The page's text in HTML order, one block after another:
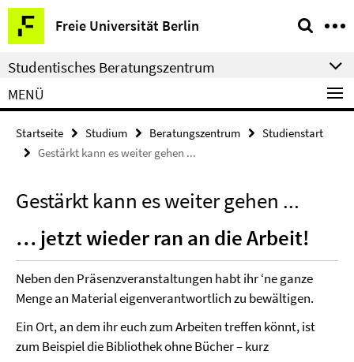
Springe
direkt
zu
Inhalt
Freie Universität Berlin
Service-
Navigation
Studentisches Beratungszentrum
MENÜ
Startseite Studium Beratungszentrum
Studienstart
Gestärkt kann es weiter gehen ...
Gestärkt kann es weiter gehen ...
… jetzt wieder ran an die Arbeit!
Neben den Präsenzveranstaltungen habt ihr ‘ne ganze
Menge an Material eigenverantwortlich zu bewältigen.
Ein Ort, an dem ihr euch zum Arbeiten treffen könnt, ist
zum Beispiel die Bibliothek ohne Bücher – kurz